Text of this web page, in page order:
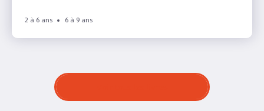
2 à 6 ans 6 à 9 ans